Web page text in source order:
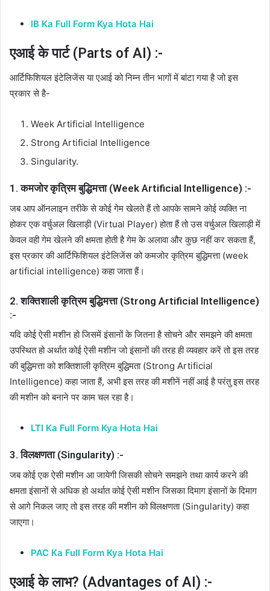
IB Ka Full Form Kya Hota Hai
एआई के पार्ट (Parts of AI) :-
आर्टिफिशियल इंटेलिजेंस या एआई को निम्न तीन भागों में बांटा गया है जो इस
प्रकार से है-
Week Artificial Intelligence
Strong Artificial Intelligence
Singularity.
1. कमजोर कृत्रिम बुद्धिमत्ता (Week Artificial Intelligence) :-
जब आप ऑनलाइन तरीके से कोई गेम खेलते हैं तो आपके सामने कोई व्यक्ति ना
होकर एक वर्चुअल खिलाड़ी (Virtual Player) होता हैं तो उस वर्चुअल खिलाड़ी में
केवल वही गेम खेलने की क्षमता होती है गेम के अलावा और कुछ नहीं कर सकता हैं,
इस प्रकार की आर्टिफिशियल इंटेलिजेंस को कमजोर कृत्रिम बुद्धिमत्ता (week
artificial intelligence) कहा जाता हैं।
2. शक्तिशाली कृत्रिम बुद्धिमत्ता (Strong Artificial Intelligence)
:-
यदि कोई ऐसी मशीन हो जिसमें इंसानों के जितना है सोचने और समझने की क्षमता
उपस्थित हो अर्थात कोई ऐसी मशीन जो इंसानों की तरह ही व्यवहार करें तो इस तरह
की बुद्धिमत्ता को शक्तिशाली कृत्रिम बुद्धिमता (Strong Artificial
Intelligence) कहा जाता हैं, अभी इस तरह की मशीनें नहीं आई है परंतु इस तरह
की मशीन को बनाने पर काम चल रहा है।
LTI Ka Full Form Kya Hota Hai
3. विलक्षणता (Singularity) :-
जब कोई एक ऐसी मशीन आ जायेगी जिसकी सोचने समझने तथा कार्य करने की
क्षमता इंसानों से अधिक हो अर्थात कोई ऐसी मशीन जिसका दिमाग इंसानों के दिमाग
से आगे निकल जाए तो इस तरह की मशीन को विलक्षणता (Singularity) कहा
जाएगा।
PAC Ka Full Form Kya Hota Hai
एआई के लाभ? (Advantages of AI) :-